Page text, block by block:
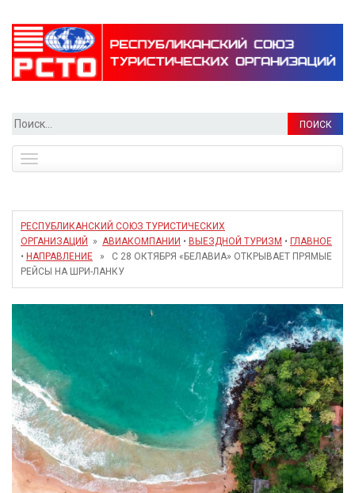
Найти:
navigation
РЕСПУБЛИКАНСКИЙ СОЮЗ ТУРИСТИЧЕСКИХ
ОРГАНИЗАЦИЙ
» АВИАКОМПАНИИ • ВЫЕЗДНОЙ ТУРИЗМ • ГЛАВНОЕ
• НАПРАВЛЕНИЕ » С 28 ОКТЯБРЯ «БЕЛАВИА» ОТКРЫВАЕТ ПРЯМЫЕ
РЕЙСЫ НА ШРИ-ЛАНКУ